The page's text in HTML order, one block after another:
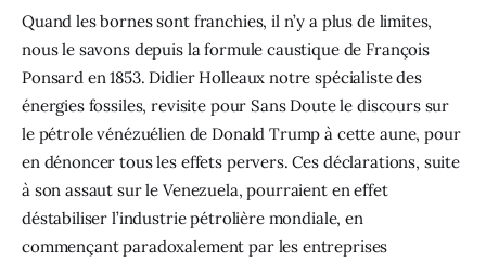
Quand les bornes sont franchies, il n’y a plus de limites,
nous le savons depuis la formule caustique de François
Ponsard en 1853. Didier Holleaux notre spécialiste des
énergies fossiles, revisite pour Sans Doute le discours sur
le pétrole vénézuélien de Donald Trump à cette aune, pour
en dénoncer tous les effets pervers. Ces déclarations, suite
à son assaut sur le Venezuela, pourraient en effet
déstabiliser l’industrie pétrolière mondiale, en
commençant paradoxalement par les entreprises